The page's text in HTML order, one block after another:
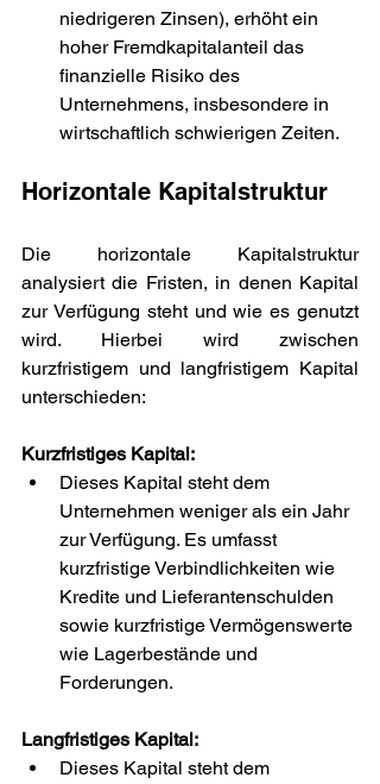
niedrigeren Zinsen), erhöht ein
hoher Fremdkapitalanteil das
finanzielle Risiko des
Unternehmens, insbesondere in
wirtschaftlich schwierigen Zeiten.
Horizontale Kapitalstruktur
Die horizontale Kapitalstruktur
analysiert die Fristen, in denen Kapital
zur Verfügung steht und wie es genutzt
wird. Hierbei wird zwischen
kurzfristigem und langfristigem Kapital
unterschieden:
Kurzfristiges Kapital:
Dieses Kapital steht dem
Unternehmen weniger als ein Jahr
zur Verfügung. Es umfasst
kurzfristige Verbindlichkeiten wie
Kredite und Lieferantenschulden
sowie kurzfristige Vermögenswerte
wie Lagerbestände und
Forderungen.
Langfristiges Kapital:
Dieses Kapital steht dem